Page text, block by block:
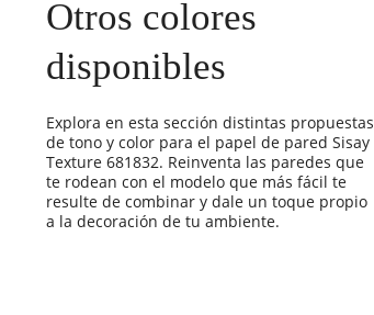
Otros colores
disponibles
Explora en esta sección distintas propuestas
de tono y color para el papel de pared Sisay
Texture 681832. Reinventa las paredes que
te rodean con el modelo que más fácil te
resulte de combinar y dale un toque propio
a la decoración de tu ambiente.